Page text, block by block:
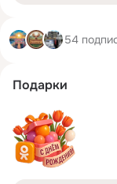
54
Подарки